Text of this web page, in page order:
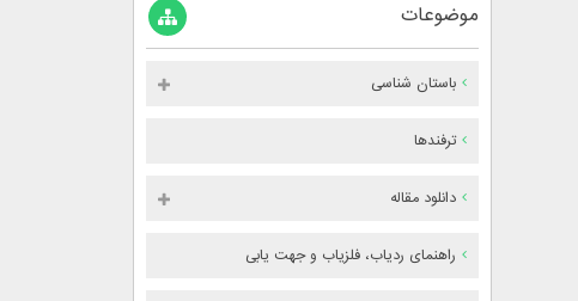
موضوعات
باستان شناسی
ترفندها
دانلود مقاله
راهنمای ردیاب، فلزیاب و جهت یابی